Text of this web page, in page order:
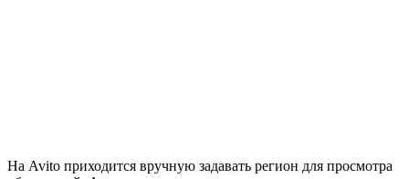
На Avito приходится вручную задавать регион для просмотра